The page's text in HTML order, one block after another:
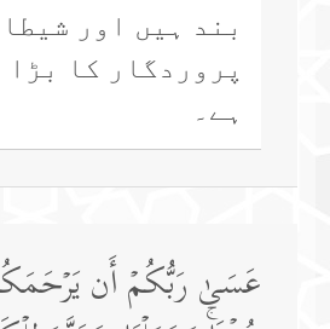
بند ہیں اور
پروردگار کا بڑا
ہے۔
عَسَىٰ رَبُّكُمۡ أَن